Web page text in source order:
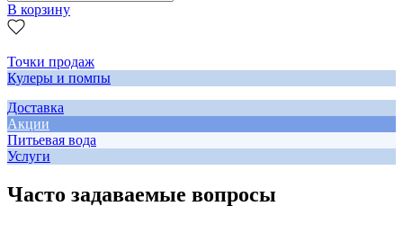
В корзину
Точки продаж
Кулеры и помпы
Доставка
Акции
Питьевая вода
Услуги
Часто задаваемые вопросы